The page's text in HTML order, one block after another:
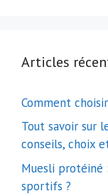
Articles
Comment
Tout savoir sur
conseils, choix
Muesli
sportifs ?